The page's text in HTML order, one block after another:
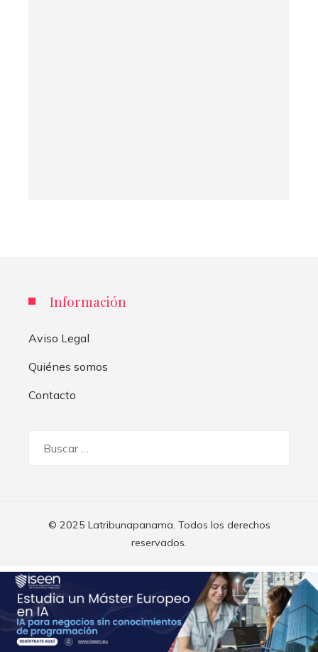
Información
Aviso Legal
Quiénes somos
Contacto
© 2025 Latribunapanama. Todos los derechos
reservados.